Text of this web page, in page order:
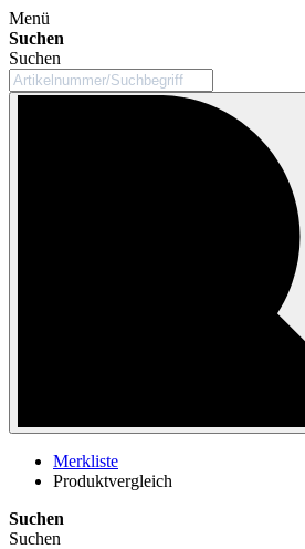
Menü
Suchen
Suchen
Merkliste
Produktvergleich
Suchen
Suchen